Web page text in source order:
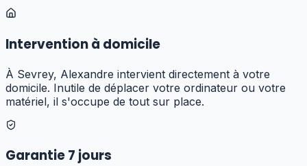
Intervention à domicile
À Sevrey, Alexandre intervient directement à votre
domicile. Inutile de déplacer votre ordinateur ou votre
matériel, il s'occupe de tout sur place.
Garantie 7 jours